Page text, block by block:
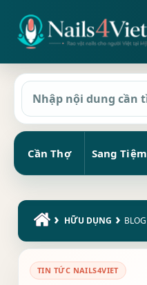
Cần Thợ Sang Tiệm
› HỮU DỤNG › BLOG
TIN TỨC NAILS4VIET